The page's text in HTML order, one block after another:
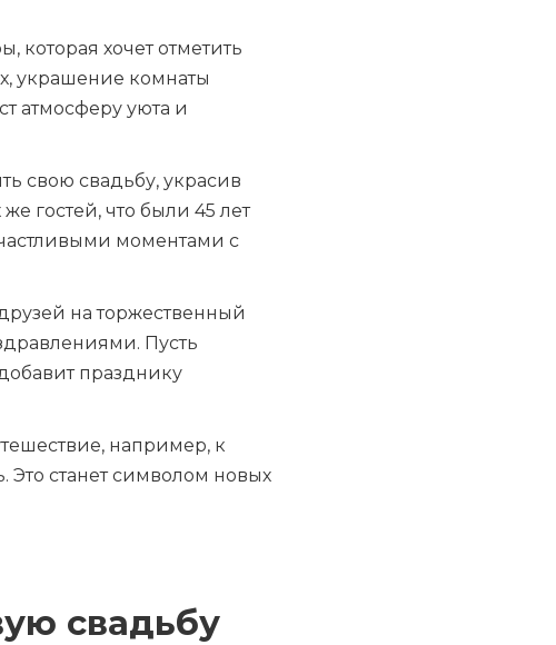
которая хочет отметить
украшение комнаты
атмосферу уюта и
свою свадьбу, украсив
гостей, что были 45 лет
моментами с
на торжественный
Пусть
празднику
например, к
Это станет символом новых
свадьбу